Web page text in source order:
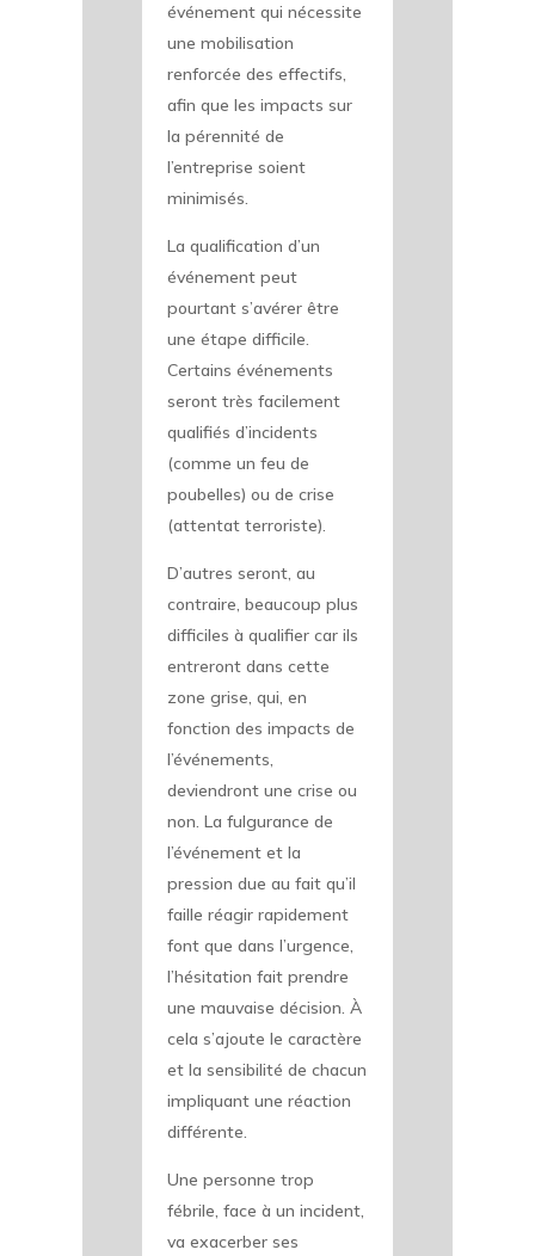
événement qui nécessite
une mobilisation
renforcée des effectifs,
afin que les impacts sur
la pérennité de
l’entreprise soient
minimisés.
La qualification d’un
événement peut
pourtant s’avérer être
une étape difficile.
Certains événements
seront très facilement
qualifiés d’incidents
(comme un feu de
poubelles) ou de crise
(attentat terroriste).
D’autres seront, au
contraire, beaucoup plus
difficiles à qualifier car ils
entreront dans cette
zone grise, qui, en
fonction des impacts de
l’événements,
deviendront une crise ou
non. La fulgurance de
l’événement et la
pression due au fait qu’il
faille réagir rapidement
font que dans l’urgence,
l’hésitation fait prendre
une mauvaise décision. À
cela s’ajoute le caractère
et la sensibilité de chacun
impliquant une réaction
différente.
Une personne trop
fébrile, face à un incident,
va exacerber ses